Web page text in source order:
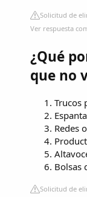
Solicitud de
Ver respuesta
¿Qué
que no
Trucos
Redes
Bolsas
Solicitud de